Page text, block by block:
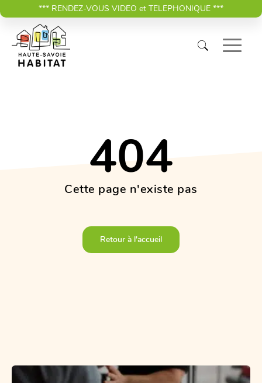
404
Cette page n'existe pas
Retour à l'accueil
*** RENDEZ-VOUS VIDEO et TELEPHONIQUE ***